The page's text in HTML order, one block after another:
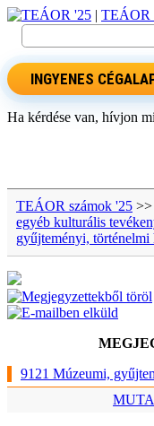
TEÁOR '25 | TEÁOR
INGYENES
Ha kérdése van, hívjon
TEÁOR számok '25 >>
egyéb kulturális
gyűjteményi,
9121 Múzeumi,